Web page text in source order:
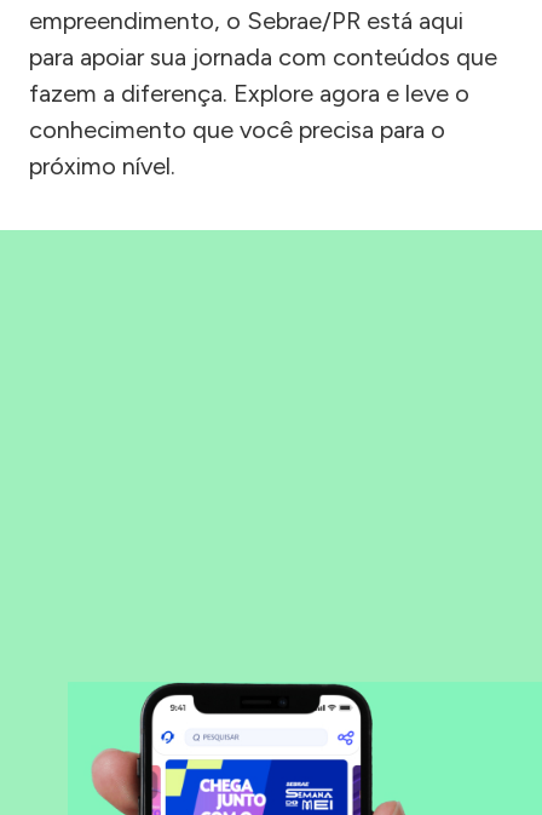
empreendimento, o Sebrae/PR está aqui
para apoiar sua jornada com conteúdos que
fazem a diferença. Explore agora e leve o
conhecimento que você precisa para o
próximo nível.